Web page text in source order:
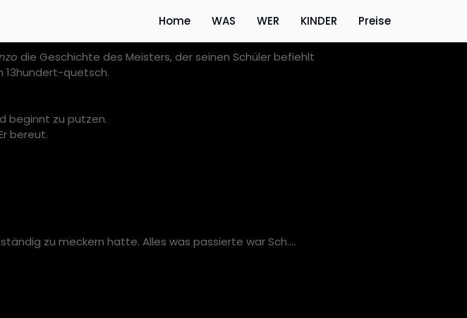
Home WAS WER KINDER Preise
die Geschichte des Meisters, der seinen Schüler befiehlt
13hundert-quetsch.
beginnt zu putzen.
bereut.
zu meckern hatte. Alles was passierte war Sch….